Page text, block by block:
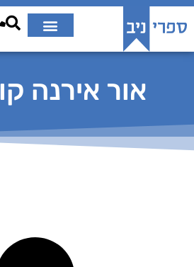
אור אירנה